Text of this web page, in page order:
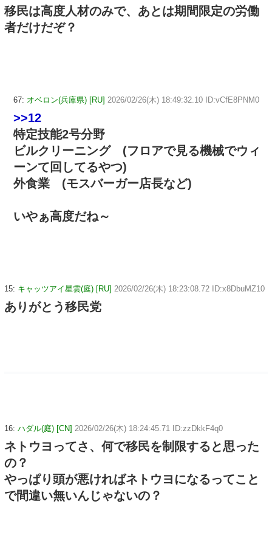
移民は高度人材のみで、あとは期間限定の労働
者だけだぞ？
67: オベロン(兵庫県) [RU] 2026/02/26(木) 18:49:32.10 ID:vCfE8PNM0
>>12
特定技能2号分野
ビルクリーニング (フロアで見る機械でウィ
ーンて回してるやつ)
外食業 (モスバーガー店長など)
いやぁ高度だね～
15: キャッツアイ星雲(庭) [RU] 2026/02/26(木) 18:23:08.72 ID:x8DbuMZ10
ありがとう移民党
16: ハダル(庭) [CN] 2026/02/26(木) 18:24:45.71 ID:zzDkkF4q0
ネトウヨってさ、何で移民を制限すると思った
の？
やっぱり頭が悪ければネトウヨになるってこと
で間違い無いんじゃないの？